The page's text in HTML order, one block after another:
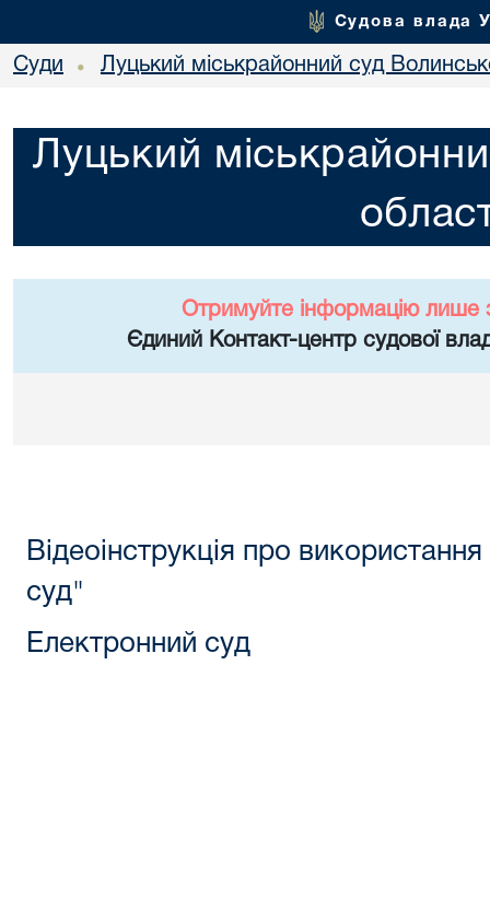
Судова влада
Суди • Луцький міськрайонний суд
Луцький
Отримуйте інформацію лише
Єдиний Контакт-центр судової
Відеоінструкція про
суд"
Електронний суд